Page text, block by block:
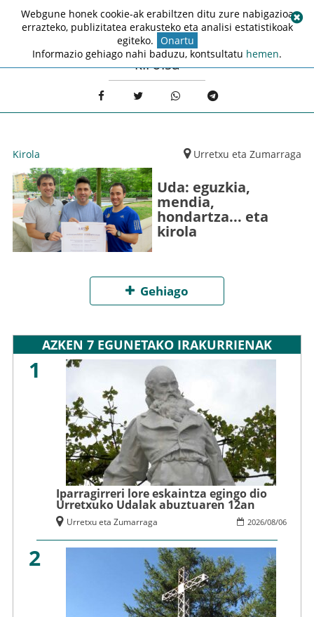
kirolsa
Kirola Urretxu eta Zumarraga
Uda: eguzkia,
mendia,
hondartza... eta
kirola
Gehiago
AZKEN 7 EGUNETAKO IRAKURRIENAK
1
Iparragirreri lore eskaintza egingo dio
Urretxuko Udalak abuztuaren 12an
2026/08/06
Urretxu eta Zumarraga
2
Webgune honek cookie-ak erabiltzen ditu zure nabigazioa
errazteko, publizitatea erakusteko eta analisi estatistikoak
egiteko. Onartu
Informazio gehiago nahi baduzu, kontsultatu hemen.